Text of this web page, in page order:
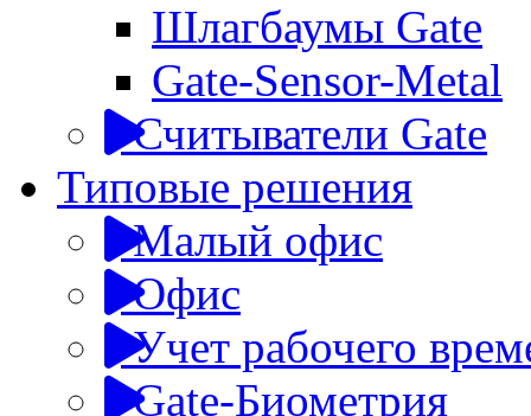
Шлагбаумы Gate
Gate-Sensor-Metal
Считыватели Gate
Типовые решения
Малый офис
Офис
Учет рабочего
Gate-Биометрия